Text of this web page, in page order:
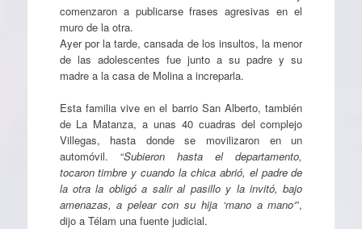
comenzaron a publicarse frases agresivas en el
muro de la otra.
Ayer por la tarde, cansada de los insultos, la menor
de las adolescentes fue junto a su padre y su
madre a la casa de Molina a increparla.
Esta familia vive en el barrio San Alberto, también
de La Matanza, a unas 40 cuadras del complejo
Villegas, hasta donde se movilizaron en un
automóvil. “Subieron hasta el departamento,
tocaron timbre y cuando la chica abrió, el padre de
la otra la obligó a salir al pasillo y la invitó, bajo
amenazas, a pelear con su hija ‘mano a mano‘”,
dijo a Télam una fuente judicial.